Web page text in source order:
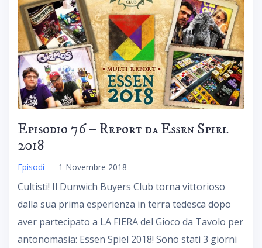
Episodio 76 – Report da Essen Spiel
2018
Episodi – 1 Novembre 2018
Cultisti! Il Dunwich Buyers Club torna vittorioso
dalla sua prima esperienza in terra tedesca dopo
aver partecipato a LA FIERA del Gioco da Tavolo per
antonomasia: Essen Spiel 2018! Sono stati 3 giorni